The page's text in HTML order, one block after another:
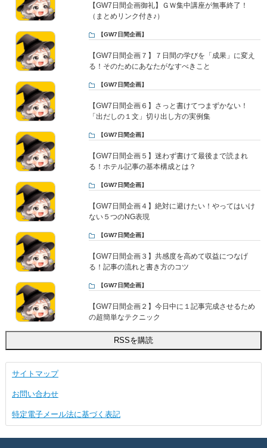
【GW7日間企画御礼】ＧＷ集中講座が無事終了！
（まとめリンク付き♪）
【GW7日間企画】
【GW7日間企画７】７日間の学びを「成果」に変え
る！そのためにあなたがなすべきこと
【GW7日間企画】
【GW7日間企画６】さっと書けてつまずかない！
「出だしの１文」切り出し方の実例集
【GW7日間企画】
【GW7日間企画５】迷わず書けて最後まで読まれ
る！ホテル記事の基本構成とは？
【GW7日間企画】
【GW7日間企画４】絶対に避けたい！やってはいけ
ない５つのNG表現
【GW7日間企画】
【GW7日間企画３】共感度を高めて収益につなげ
る！記事の流れと書き方のコツ
【GW7日間企画】
【GW7日間企画２】今日中に１記事完成させるため
の超簡単なテクニック
サイトマップ
お問い合わせ
特定電子メール法に基づく表記